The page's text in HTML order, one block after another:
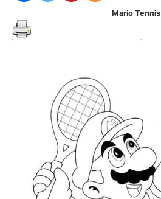
Mario Tennis